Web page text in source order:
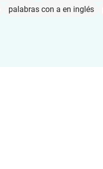
palabras con a en inglés